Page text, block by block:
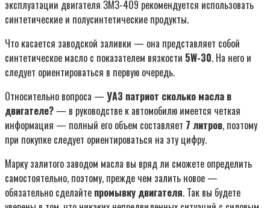
эксплуатации двигателя ЗМЗ-409 рекомендуется использовать
синтетические и полусинтетические продукты.
Что касается заводской заливки — она представляет собой
синтетическое масло с показателем вязкости 5W-30. На него и
следует ориентироваться в первую очередь.
Относительно вопроса — УАЗ патриот сколько масла в
двигателе? — в руководстве к автомобилю имеется четкая
информация — полный его объем составляет 7 литров, поэтому
при покупке следует ориентироваться на эту цифру.
Марку залитого заводом масла вы вряд ли сможете определить
самостоятельно, поэтому, прежде чем залить новое —
обязательно сделайте промывку двигателя. Так вы будете